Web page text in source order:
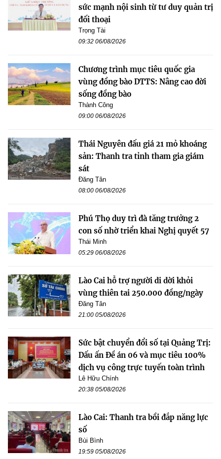
sức mạnh nội sinh từ tư duy quản trị
đối thoại
Trọng Tài
09:32 06/08/2026
Chương trình mục tiêu quốc gia
vùng đồng bào DTTS: Nâng cao đời
sống đồng bào
Thành Công
09:00 06/08/2026
Thái Nguyên đấu giá 21 mỏ khoáng
sản: Thanh tra tỉnh tham gia giám
sát
Đăng Tân
08:00 06/08/2026
Phú Thọ duy trì đà tăng trưởng 2
con số nhờ triển khai Nghị quyết 57
Thái Minh
05:29 06/08/2026
Lào Cai hỗ trợ người di dời khỏi
vùng thiên tai 250.000 đồng/ngày
Đăng Tân
21:00 05/08/2026
Sức bật chuyển đổi số tại Quảng Trị:
Dấu ấn Đề án 06 và mục tiêu 100%
dịch vụ công trực tuyến toàn trình
Lê Hữu Chính
20:38 05/08/2026
Lào Cai: Thanh tra bồi đắp năng lực
số
Bùi Bình
19:59 05/08/2026